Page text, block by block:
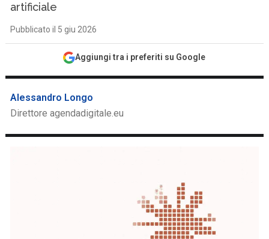
artificiale
Pubblicato il 5 giu 2026
Aggiungi tra i preferiti su Google
Alessandro Longo
Direttore agendadigitale.eu